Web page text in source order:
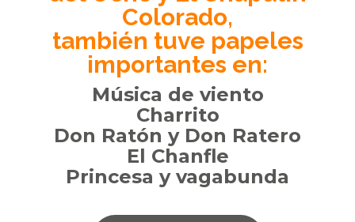
Colorado,
también tuve papeles
importantes en:
Música de viento
Charrito
Don Ratón y Don Ratero
El Chanfle
Princesa y vagabunda